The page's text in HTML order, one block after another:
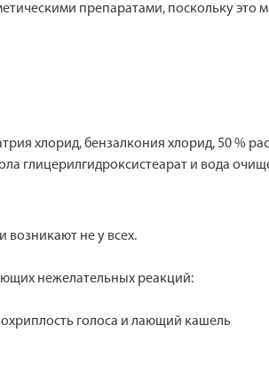
препаратами, поскольку это
хлорид, бензалкония хлорид, 50 %
глицерилгидроксистеарат и вода
не у всех.
нежелательных реакций:
голоса и лающий кашель